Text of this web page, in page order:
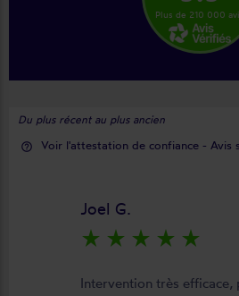
Plus de 210 000
Du plus récent au plus ancien
help_outline Voir l'attestation de confiance - Avis
Joel G.
star_rate star_rate star_rate star_rate star_rate
Intervention très efficace,